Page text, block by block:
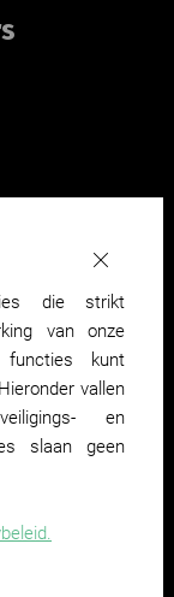
die strikt
van onze
kunt
vallen
en
slaan geen